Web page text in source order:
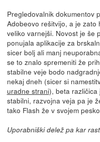
Pregledovalnik dokumentov
Adobeovo rešitvijo, a je
veliko varnejši. Novost je še
ponujala aplikacije za
sicer bolj ali manj
se to znalo spremeniti že
stabilne veje bodo
nekaj dneh (sicer si
uradne strani), beta različica
stabilni, razvojna veja pa je
tako Flash že v svojem
Uporabniški delež pa kar